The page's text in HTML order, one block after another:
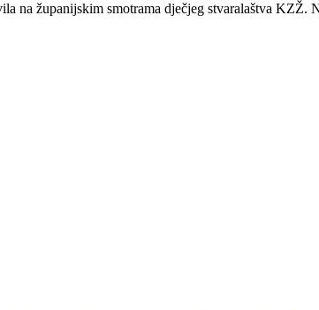
na županijskim smotrama dječjeg stvaralaštva